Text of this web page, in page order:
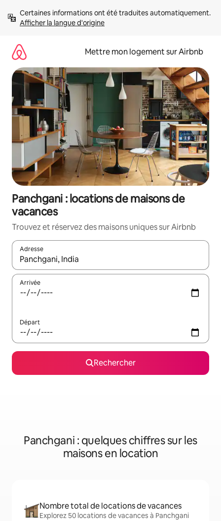
directement
Afficher la langue d'origine
Mettre mon logement sur Airbnb
Panchgani : locations de maisons de
vacances
Trouvez et réservez des maisons uniques sur Airbnb
Adresse
Lorsque les résultats s'affichent, utilisez les flèches vers le
Arrivée
Départ
Rechercher
Panchgani : quelques chiffres sur les
maisons en location
Nombre total de locations de vacances
Explorez 50 locations de vacances à Panchgani